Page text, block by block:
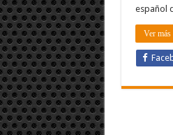
español
Ver más